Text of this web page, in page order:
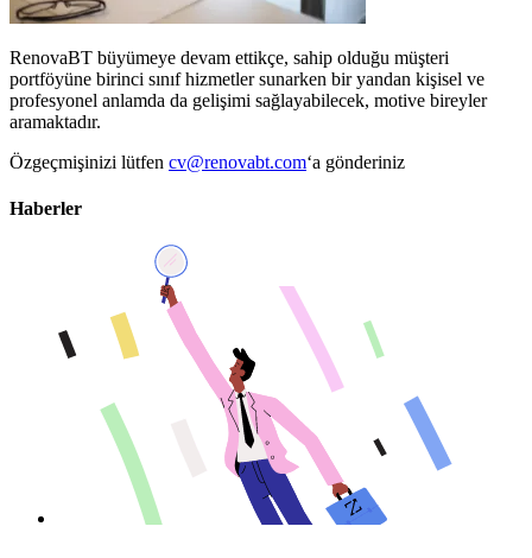
RenovaBT büyümeye devam ettikçe, sahip olduğu müşteri
portföyüne birinci sınıf hizmetler sunarken bir yandan kişisel ve
profesyonel anlamda da gelişimi sağlayabilecek, motive bireyler
aramaktadır.
Özgeçmişinizi lütfen cv@renovabt.com‘a gönderiniz
Haberler